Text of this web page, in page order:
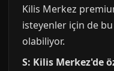
Kilis Merkez
isteyenler için de
olabiliyor.
S: Kilis Merkez'de